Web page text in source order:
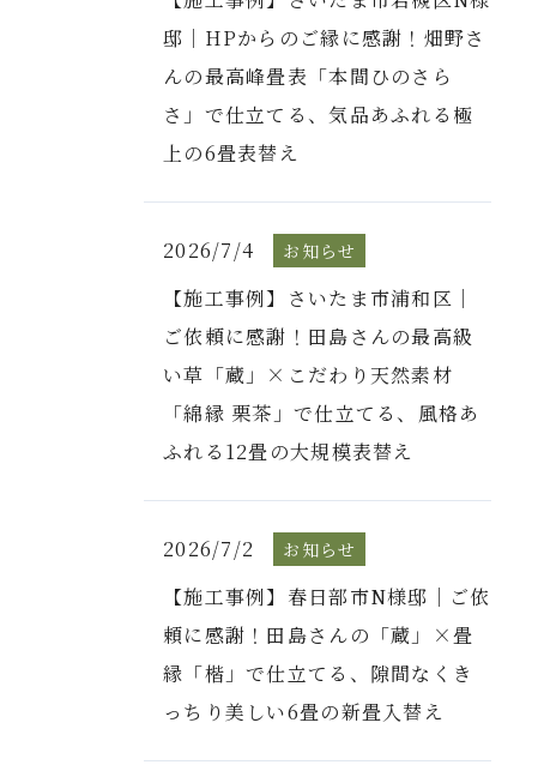
邸｜HPからのご縁に感謝！畑野さ
んの最高峰畳表「本間ひのさら
さ」で仕立てる、気品あふれる極
上の6畳表替え
2026/7/4 お知らせ
【施工事例】さいたま市浦和区｜
ご依頼に感謝！田島さんの最高級
い草「蔵」×こだわり天然素材
「綿縁 栗茶」で仕立てる、風格あ
ふれる12畳の大規模表替え
2026/7/2 お知らせ
【施工事例】春日部市N様邸｜ご依
頼に感謝！田島さんの「蔵」×畳
縁「楷」で仕立てる、隙間なくき
っちり美しい6畳の新畳入替え